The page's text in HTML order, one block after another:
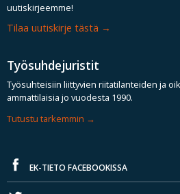
uutiskirjeemme!
Tilaa uutiskirje tästä
Työsuhdejuristit
Työsuhteisiin liittyvien riitatilanteiden ja
ammattilaisia jo vuodesta 1990.
Tutustu tarkemmin
EK-TIETO FACEBOOKISSA